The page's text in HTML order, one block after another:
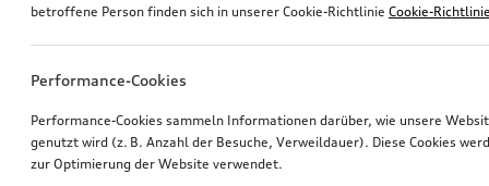
betroffene Person finden sich in unserer Cookie-Richtlinie Cookie-
Performance-Cookies
Performance-Cookies sammeln Informationen darüber, wie unsere
genutzt wird (z. B. Anzahl der Besuche, Verweildauer). Diese Cookies
zur Optimierung der Website verwendet.